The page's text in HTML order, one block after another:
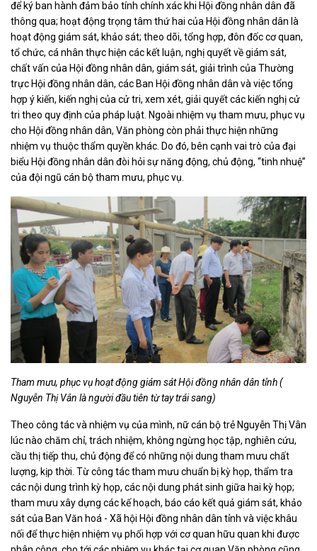
để ký ban hành đảm bảo tính chính xác khi Hội đồng nhân dân đã
thông qua; hoạt động trọng tâm thứ hai của Hội đồng nhân dân là
hoạt động giám sát, khảo sát; theo dõi, tổng hợp, đôn đốc cơ quan,
tổ chức, cá nhân thực hiện các kết luận, nghị quyết về giám sát,
chất vấn của Hội đồng nhân dân, giám sát, giải trình của Thường
trực Hội đồng nhân dân, các Ban Hội đồng nhân dân và việc tổng
hợp ý kiến, kiến nghị của cử tri, xem xét, giải quyết các kiến nghị cử
tri theo quy định của pháp luật. Ngoài nhiệm vụ tham mưu, phục vụ
cho Hội đồng nhân dân, Văn phòng còn phải thực hiện những
nhiệm vụ thuộc thẩm quyền khác. Do đó, bên cạnh vai trò của đại
biểu Hội đồng nhân dân đòi hỏi sự năng động, chủ động, “tinh nhuệ”
của đội ngũ cán bộ tham mưu, phục vụ.
Tham mưu, phục vụ hoạt động giám sát Hội đồng nhân dân tỉnh(
Nguyễn Thị Vân là người đầu tiên từ tay trái sang)
Theo công tác và nhiệm vụ của mình, nữ cán bộ trẻ Nguyễn Thị Vân
lúc nào chăm chỉ, trách nhiệm, không ngừng học tập, nghiên cứu,
cầu thị tiếp thu, chủ động để có những nội dung tham mưu chất
lượng, kịp thời. Từ công tác tham mưu chuẩn bị kỳ họp, thẩm tra
các nội dung trình kỳ họp, các nội dung phát sinh giữa hai kỳ họp;
tham mưu xây dựng các kế hoạch, báo cáo kết quả giám sát, khảo
sát của Ban Văn hoá - Xã hội Hội đồng nhân dân tỉnh và việc khâu
nối để thực hiện nhiệm vụ phối hợp với cơ quan hữu quan khi được